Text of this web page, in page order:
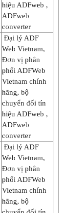
hiệu ADFweb ,
ADFweb
converter
Đại lý ADF
Web Vietnam,
Đơn vị phân
phối ADFWeb
Vietnam chính
hãng, bộ
chuyển đổi tín
hiệu ADFweb ,
ADFweb
converter
Đại lý ADF
Web Vietnam,
Đơn vị phân
phối ADFWeb
Vietnam chính
hãng, bộ